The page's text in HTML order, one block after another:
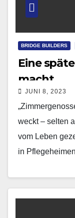
BRIDGE BUILDERS
Eine
macht
JUNI 8, 2023
weckt – selten
vom Leben
in